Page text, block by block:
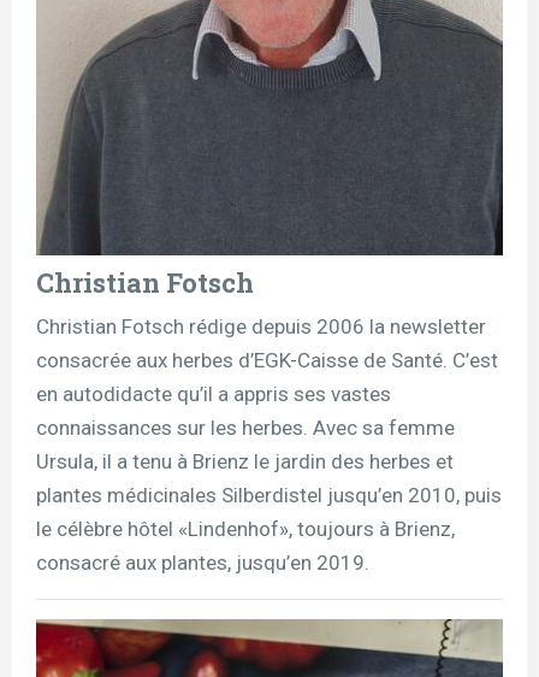
Christian Fotsch
Christian Fotsch rédige depuis 2006 la newsletter
consacrée aux herbes d’EGK-Caisse de Santé. C’est
en autodidacte qu’il a appris ses vastes
connaissances sur les herbes. Avec sa femme
Ursula, il a tenu à Brienz le jardin des herbes et
plantes médicinales Silberdistel jusqu’en 2010, puis
le célèbre hôtel «Lindenhof», toujours à Brienz,
consacré aux plantes, jusqu’en 2019.